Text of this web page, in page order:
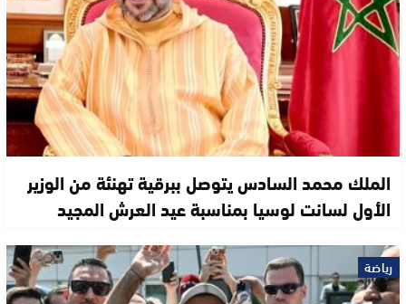
الملك محمد السادس يتوصل ببرقية تهنئة من الوزير
الأول لسانت لوسيا بمناسبة عيد العرش المجيد
رياضة